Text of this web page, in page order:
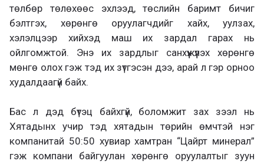
төлбөр төлөхөөс эхлээд, төслийн баримт бичиг
бэлтгэх, хөрөнгө оруулагчдийг хайх, уулзах,
хэлэлцээр хийхэд маш их зардал гарах нь
ойлгомжтой. Энэ их зардлыг санхүүжүүлэх хөрөнгө
мөнгө олох гэж тэд их зүтгэсэн дээ, арай л гэр орноо
худалдаагүй байх.
Бас л дэд бүтэц байхгүй, боломжит зах зээл нь
Хятадынх учир тэд хятадын төрийн өмчтэй нэг
компанитай 50:50 хувиар хамтран “Цайрт минерал”
гэж компани байгуулан хөрөнгө оруулалтыг зуун